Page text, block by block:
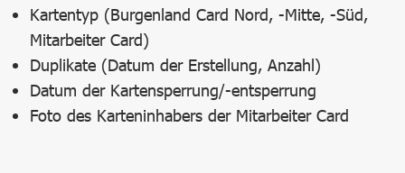
Kartentyp (Burgenland Card Nord, -Mitte, -Süd,
Mitarbeiter Card)
Duplikate (Datum der Erstellung, Anzahl)
Datum der Kartensperrung/-entsperrung
Foto des Karteninhabers der Mitarbeiter Card